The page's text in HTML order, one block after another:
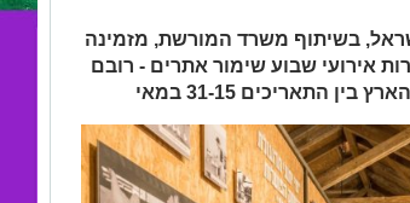
בשיתוף משרד המורשת, מזמינה
אירועי שבוע שימור אתרים - רובם
התאריכים 31-15 במאי